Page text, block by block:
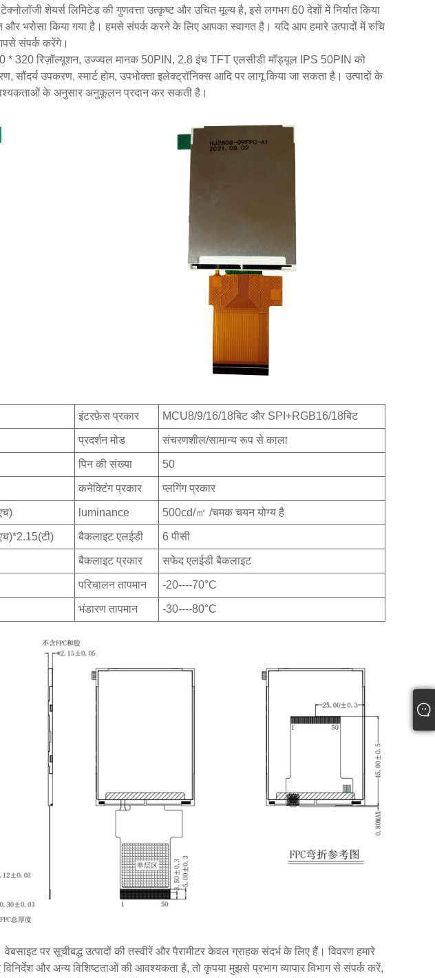
शेयर्स लिमिटेड की गुणवत्ता उत्कृष्ट और उचित मूल्य है, इसे लगभग 60 देशों में निर्यात किया
और भरोसा किया गया है। हमसे संपर्क करने के लिए आपका स्वागत है। यदि आप हमारे उत्पादों में रुचि
संपर्क करेंगे।
* 320 रिज़ॉल्यूशन, उज्ज्वल मानक 50PIN, 2.8 इंच TFT एलसीडी मॉड्यूल IPS 50PIN को
सौंदर्य उपकरण, स्मार्ट होम, उपभोक्ता इलेक्ट्रॉनिक्स आदि पर लागू किया जा सकता है। उत्पादों के
के अनुसार अनुकूलन प्रदान कर सकती है।
इंटरफ़ेस प्रकार MCU8/9/16/18बिट और SPI+RGB16/18बिट
प्रदर्शन मोड संचरणशील/सामान्य रूप से काला
पिन की संख्या 50
कनेक्टिंग प्रकार प्लगिंग प्रकार
luminance 500cd/㎡ /चमक चयन योग्य है
बैकलाइट एलईडी 6 पीसी
बैकलाइट प्रकार सफेद एलईडी बैकलाइट
परिचालन तापमान -20----70°C
भंडारण तापमान -30----80°C
वेबसाइट पर सूचीबद्ध उत्पादों की तस्वीरें और पैरामीटर केवल ग्राहक संदर्भ के लिए हैं। विवरण हमारे
विनिर्देश और अन्य विशिष्टताओं की आवश्यकता है, तो कृपया मुझसे प्रभाग व्यापार विभाग से संपर्क करें,